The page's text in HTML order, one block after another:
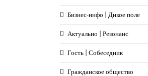
Бизнес-инфо | Дикое поле
Актуально | Резонанс
Гость | Собеседник
Гражданское общество